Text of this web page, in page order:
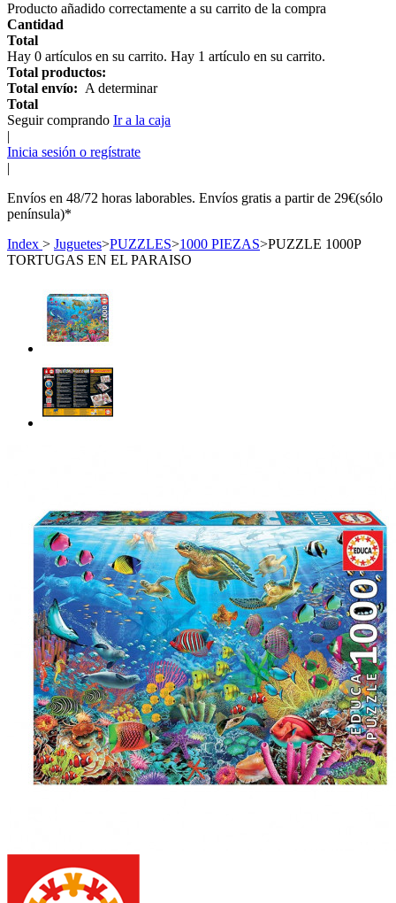
Producto añadido correctamente a su carrito de la compra
Cantidad
Total
Hay 0 artículos en su carrito. Hay 1 artículo en su carrito.
Total productos:
Total envío: A determinar
Total
Seguir comprando Ir a la caja
|
Inicia sesión o regístrate
|
Envíos en 48/72 horas laborables. Envíos gratis a partir de 29€(sólo
península)*
Index > Juguetes>PUZZLES>1000 PIEZAS>PUZZLE 1000P
TORTUGAS EN EL PARAISO